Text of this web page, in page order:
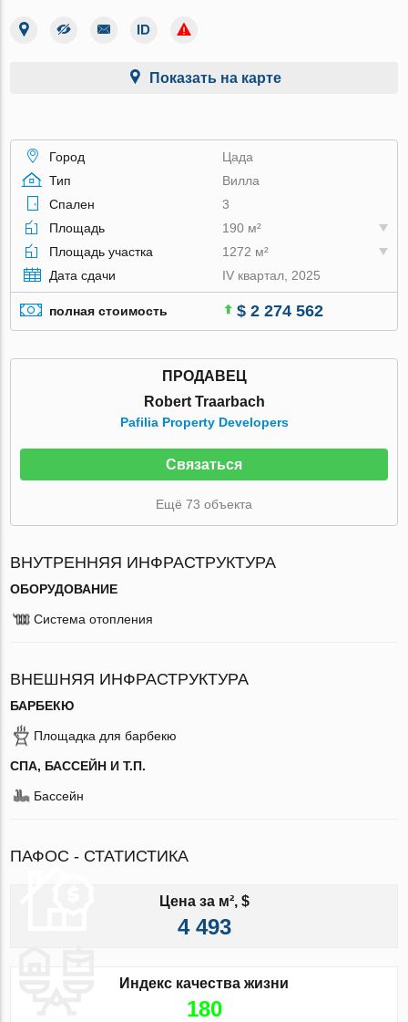
Показать на карте
Город
Цада
Тип
Вилла
Спален
3
Площадь
190 м²
Площадь участка
1272 м²
Дата сдачи
IV квартал, 2025
полная стоимость $ 2 274 562
ПРОДАВЕЦ
Robert Traarbach
Pafilia Property Developers
Связаться
Ещё 73 объекта
ВНУТРЕННЯЯ ИНФРАСТРУКТУРА
ОБОРУДОВАНИЕ
Система отопления
ВНЕШНЯЯ ИНФРАСТРУКТУРА
БАРБЕКЮ
Площадка для барбекю
СПА, БАССЕЙН И Т.П.
Бассейн
ПАФОС - СТАТИСТИКА
Цена за м², $
4 493
Индекс качества жизни
180